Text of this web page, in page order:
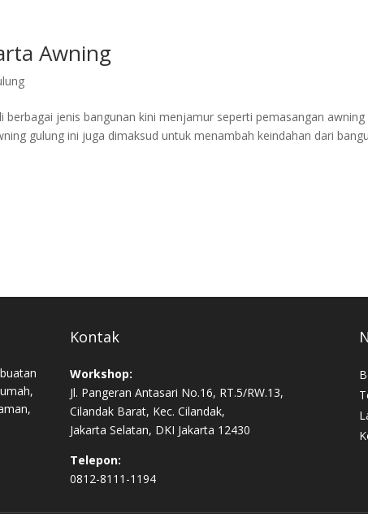
Awning
berbagai jenis bangunan kini menjamur seperti pemasangan awning
gulung ini juga dimaksud untuk menambah keindahan dari
Kontak
Workshop:
Jl. Pangeran Antasari No.16, RT.5/RW.13,
Cilandak Barat, Kec. Cilandak,
Jakarta Selatan, DKI Jakarta 12430
Telepon:
0812-8111-1194